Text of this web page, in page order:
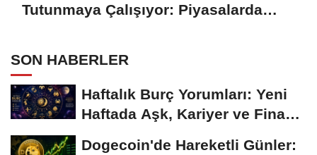
Tutunmaya Çalışıyor: Piyasalarda
SON HABERLER
Haftalık Burç Yorumları: Yeni
Haftada Aşk, Kariyer ve Finans
Dogecoin'de Hareketli Günler: